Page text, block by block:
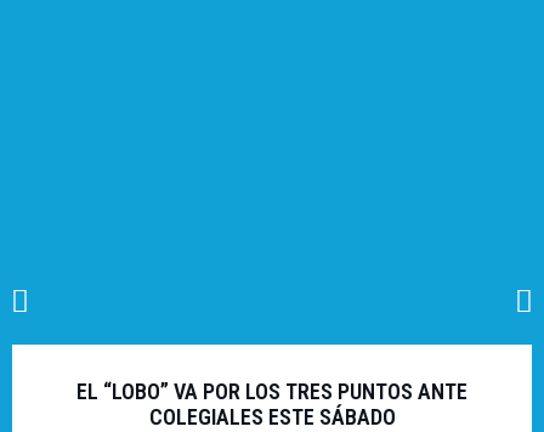
EL “LOBO” VA POR LOS TRES PUNTOS ANTE
COLEGIALES ESTE SÁBADO